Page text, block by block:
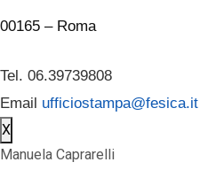
00165 – Roma
Tel. 06.39739808
Email ufficiostampa@fesica.it
X
Manuela Caprarelli